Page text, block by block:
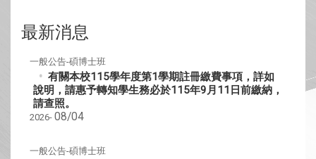
最新消息
一般公告-碩博士班
有關本校115學年度第1學期註冊繳費事項，詳如
說明，請惠予轉知學生務必於115年9月11日前繳納，
請查照。
2026- 08/04
一般公告-碩博士班